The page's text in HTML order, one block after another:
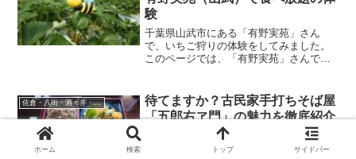
験
千葉県山武市にある「有野実苑」さん
で、いちご狩りの体験をしてみました。
このページでは、「有野実苑」さんで、
山武市と言っても、ほぼ冨里市に近い場
所にあります。有野実苑はキ...
佐倉・八街・酒々井・冨里の情報
待てますか？古民家手打ちそば屋
「五郎右ヱ門」の魅力を徹底紹介
千葉県冨里市にある「五郎右ヱ門」は、
地元で評判の高い蕎麦の名店です。この
ホーム 検索 トップ サイドバー